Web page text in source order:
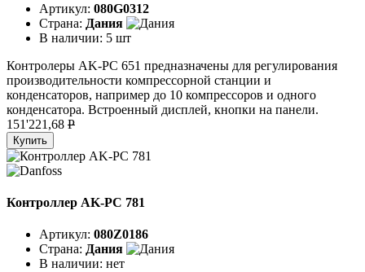
Артикул: 080G0312
Страна: Дания
В наличии: 5 шт
Контролеры AK-PC 651 предназначены для регулирования
производительности компрессорной станции и
конденсаторов, например до 10 компрессоров и одного
конденсатора. Встроенный дисплей, кнопки на панели.
151'221,68 P
Купить
Контроллер AK-PC 781
Артикул: 080Z0186
Страна: Дания
В наличии: нет